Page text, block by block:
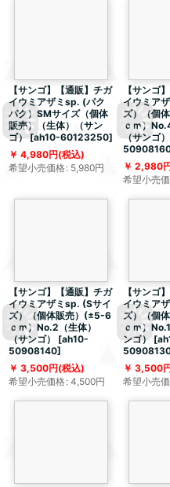
【サンゴ】【通販】チガ
イウミアザミsp. (パク
パク）SMサイズ（個体
販売）（生体）（サン
ゴ） [ah10-60123250]
4,980円(税込)
希望小売価格: 5,980円
【サンゴ
イウミア
ズ）（個
ｃｍ）
（サンゴ）
2,980
希望小売
【サンゴ】【通販】チガ
イウミアザミsp. (Sサイ
ズ）（個体販売）(±5-6
ｃｍ）No.2（生体）
（サンゴ）
[ah10-
50908140]
3,500円(税込)
希望小売価格: 4,500円
【サンゴ
イウミア
ズ）（個
ｃｍ）
ンゴ） [
3,500
希望小売